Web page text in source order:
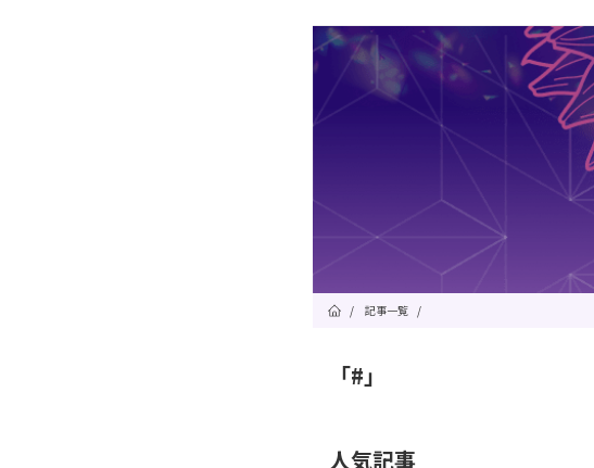
/ 記事一覧 /
「#」
人気記事